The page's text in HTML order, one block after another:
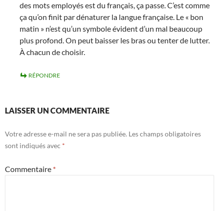
des mots employés est du français, ça passe. C’est comme
ça qu’on finit par dénaturer la langue française. Le « bon
matin » n’est qu’un symbole évident d’un mal beaucoup
plus profond. On peut baisser les bras ou tenter de lutter.
À chacun de choisir.
RÉPONDRE
LAISSER UN COMMENTAIRE
Votre adresse e-mail ne sera pas publiée. Les champs obligatoires
sont indiqués avec *
Commentaire *